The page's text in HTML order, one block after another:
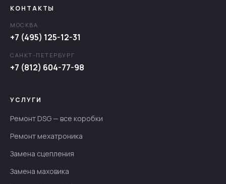
КОНТАКТЫ
МОСКВА
+7 (495) 125-12-31
САНКТ-ПЕТЕРБУРГ
+7 (812) 604-77-98
УСЛУГИ
Ремонт DSG — все коробки
Ремонт мехатроника
Замена сцепления
Замена маховика